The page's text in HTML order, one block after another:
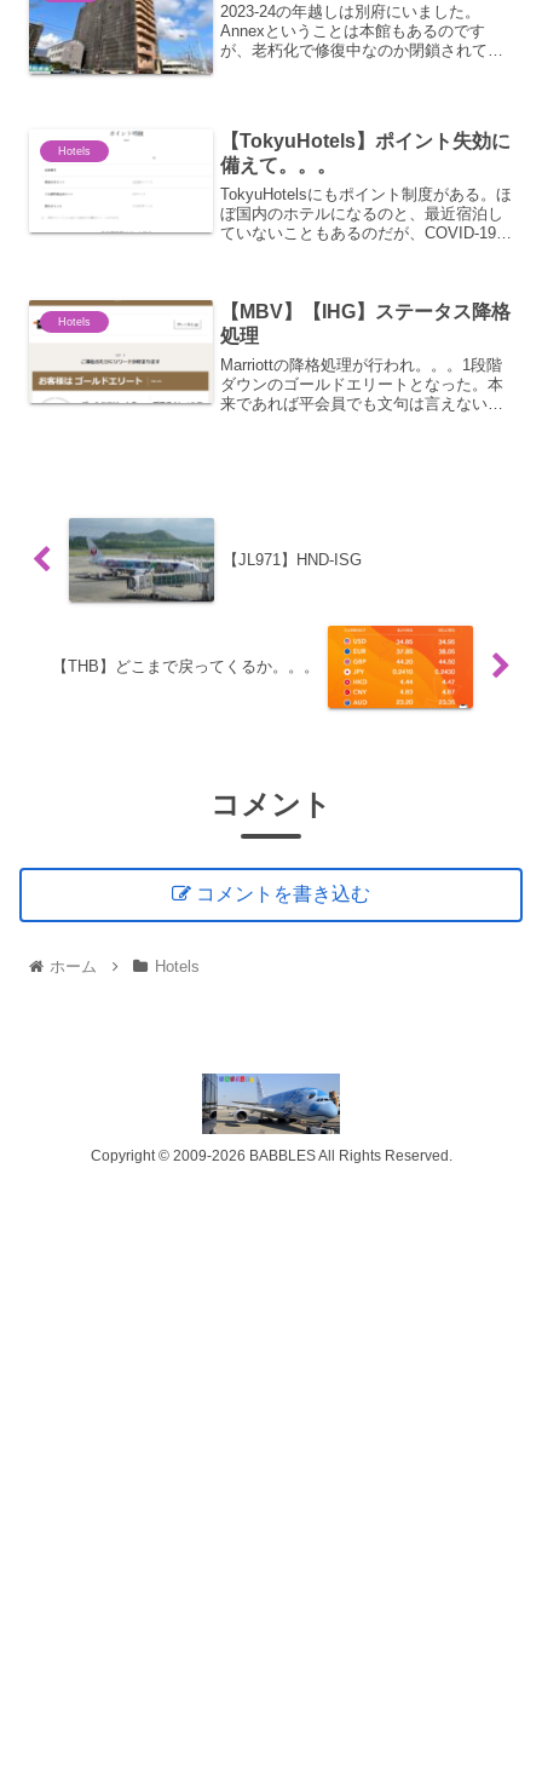
2023-24の年越しは別府にいました。
Annexということは本館もあるのです
が、老朽化で修復中なのか閉鎖されてま
ヤクルト販売の会社...
Hotels
【TokyuHotels】ポイント失効に
備えて。。。
TokyuHotelsにもポイント制度がある。ほ
ぼ国内のホテルになるのと、最近宿泊し
ていないこともあるのだが、COVID-19に
らも...
Hotels
【MBV】【IHG】ステータス降格
処理
Marriottの降格処理が行われ。。。1段階
ダウンのゴールドエリートとなった。本
来であれば平会員でも文句は言えない実
【JL971】HND-ISG
【THB】どこまで戻ってくるか。。。
コメント
コメントを書き込む
ホーム Hotels
Copyright © 2009-2026 BABBLES All Rights Reserved.